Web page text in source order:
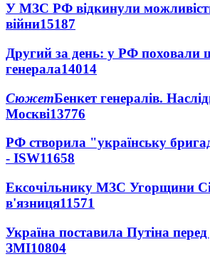
У МЗС РФ відкинули
війни15187
Другий за день: у РФ поховали
генерала14014
СюжетБенкет генералів.
Москві13776
РФ створила "українську
- ISW11658
Ексочільнику МЗС Угорщини
в'язниця11571
Україна поставила Путіна
ЗМІ10804